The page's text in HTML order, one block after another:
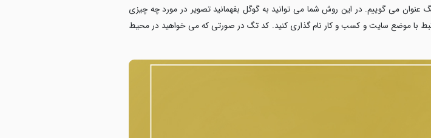
می گوییم. در این روش شما می توانید به گوگل بفهمانید تصویر در مورد چه چیزی
با موضع سایت و کسب و کار نام گذاری کنید. کد تگ در صورتی که می خواهید در محیط